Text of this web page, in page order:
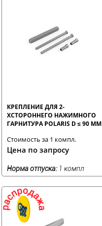
КРЕПЛЕНИЕ ДЛЯ 2-
ХСТОРОННЕГО НАЖИМНОГО
ГАРНИТУРА POLARIS D ≤ 90 ММ
Стоимость за 1 компл.
Цена по запросу
Норма отпуска: 1 компл